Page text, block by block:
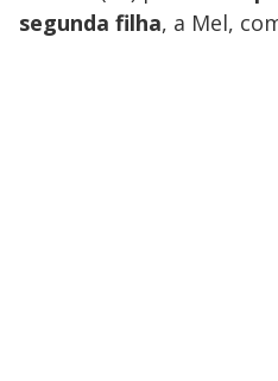
segunda filha, a Mel,